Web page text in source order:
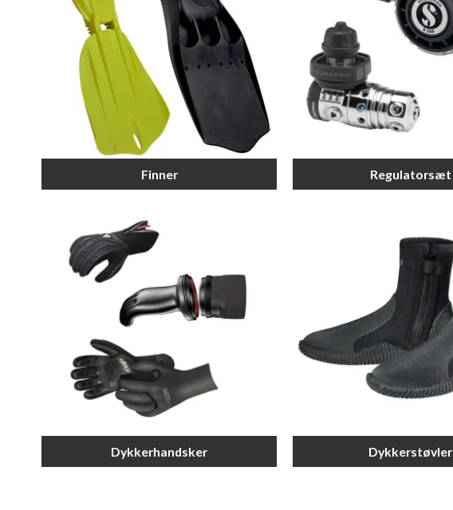
Finner Regulatorsæt
Dykkerhandsker Dykkerstøvler